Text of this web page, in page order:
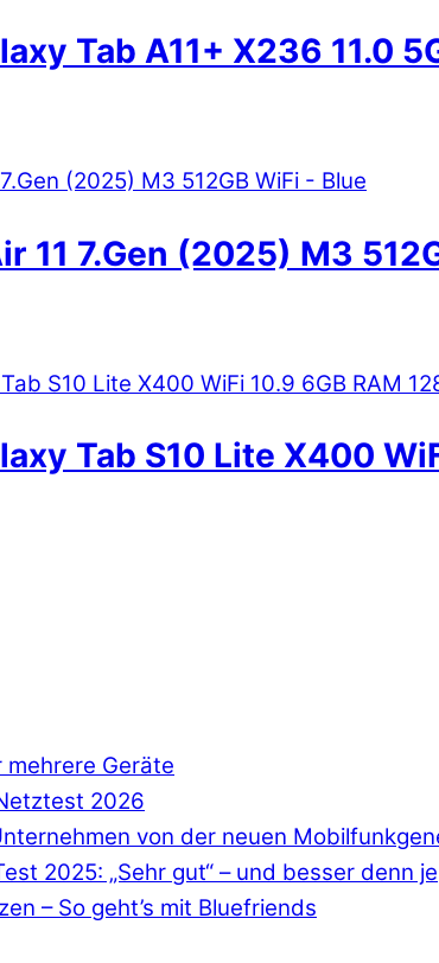
Tab A11+ X236 11.0
11 7.Gen (2025) M3
Tab S10 Lite X400
mehrere Geräte
2026
von der neuen
2025: „Sehr gut“ – und besser denn je
– So geht’s mit Bluefriends